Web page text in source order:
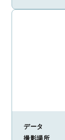
データ
撮影場所